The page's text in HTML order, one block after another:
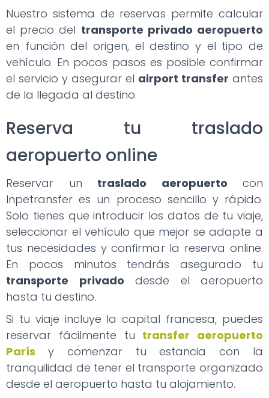
Nuestro sistema de reservas permite calcular
el precio del transporte privado aeropuerto
en función del origen, el destino y el tipo de
vehículo. En pocos pasos es posible confirmar
el servicio y asegurar el airport transfer antes
de la llegada al destino.
Reserva tu traslado
aeropuerto online
Reservar un traslado aeropuerto con
Inpetransfer es un proceso sencillo y rápido.
Solo tienes que introducir los datos de tu viaje,
seleccionar el vehículo que mejor se adapte a
tus necesidades y confirmar la reserva online.
En pocos minutos tendrás asegurado tu
transporte privado desde el aeropuerto
hasta tu destino.
Si tu viaje incluye la capital francesa, puedes
reservar fácilmente tu transfer aeropuerto
París y comenzar tu estancia con la
tranquilidad de tener el transporte organizado
desde el aeropuerto hasta tu alojamiento.